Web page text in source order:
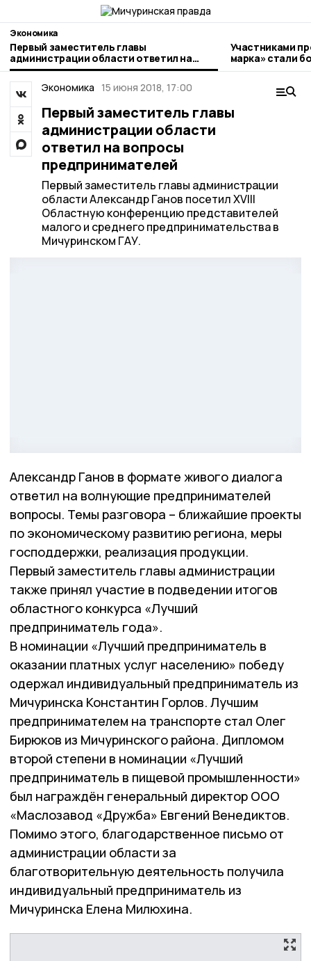
Экономика
Первый заместитель главы
администрации области ответил на
вопросы предпринимателей
Участниками
марка» стали более 20
Экономика 15 июня 2018, 17:00
Первый заместитель главы
администрации области
ответил на вопросы
предпринимателей
Первый заместитель главы администрации
области Александр Ганов посетил XVIII
Областную конференцию представителей
малого и среднего предпринимательства в
Мичуринском ГАУ.
Александр Ганов в формате живого диалога
ответил на волнующие предпринимателей
вопросы. Темы разговора – ближайшие проекты
по экономическому развитию региона, меры
господдержки, реализация продукции.
Первый заместитель главы администрации
также принял участие в подведении итогов
областного конкурса «Лучший
предприниматель года».
В номинации «Лучший предприниматель в
оказании платных услуг населению» победу
одержал индивидуальный предприниматель из
Мичуринска Константин Горлов. Лучшим
предпринимателем на транспорте стал Олег
Бирюков из Мичуринского района. Дипломом
второй степени в номинации «Лучший
предприниматель в пищевой промышленности»
был награждён генеральный директор ООО
«Маслозавод «Дружба» Евгений Венедиктов.
Помимо этого, благодарственное письмо от
администрации области за
благотворительную деятельность получила
индивидуальный предприниматель из
Мичуринска Елена Милюхина.